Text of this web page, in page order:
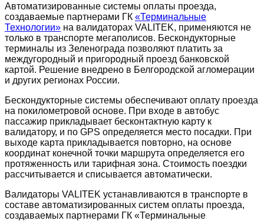
Автоматизированные системы оплаты проезда,
создаваемые партнерами ГК «Терминальные
Технологии» на валидаторах VALITEK, применяются не
только в транспорте мегаполисов. Бескондукторные
терминалы из Зеленограда позволяют платить за
междугородный и пригородный проезд банковской
картой. Решение внедрено в Белгородской агломерации
и других регионах России.
Бескондукторные системы обеспечивают оплату проезда
на покилометровой основе. При входе в автобус
пассажир прикладывает бесконтактную карту к
валидатору, и по GPS определяется место посадки. При
выходе карта прикладывается повторно, на основе
координат конечной точки маршрута определяется его
протяженность или тарифная зона. Стоимость поездки
рассчитывается и списывается автоматически.
Валидаторы VALITEK устанавливаются в транспорте в
составе автоматизированных систем оплаты проезда,
создаваемых партнерами ГК «Терминальные